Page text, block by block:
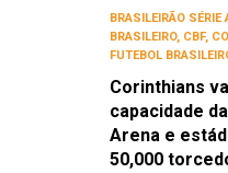
BRASILEIRÃO SÉRIE
BRASILEIRO, CBF,
FUTEBOL
Corinthians
capacidade
Arena e
50,000